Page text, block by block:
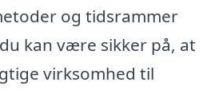
og tidsrammer
kan være sikker på, at
virksomhed til